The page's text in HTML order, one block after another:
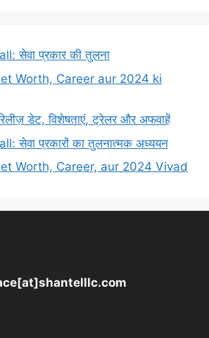
सेवा प्रकार की तुलना
Worth, Career aur 2024 ki
डेट, विशेषताएं, ट्रेलर और अफवाहें
सेवा प्रकारों का तुलनात्मक अध्ययन
Worth, Career, aur 2024 Vivad